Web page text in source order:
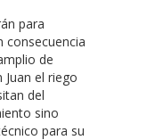
para
consecuencia
de
el riego
del
sino
para su